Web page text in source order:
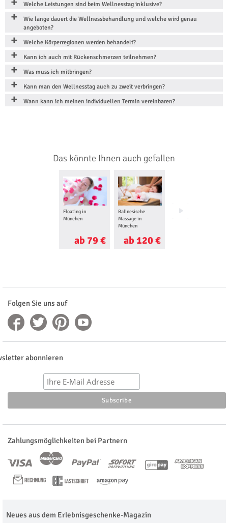
Welche Leistungen sind beim Wellnesstag inklusive?
Wie lange dauert die Wellnessbehandlung und welche wird genau
angeboten?
Welche Körperregionen werden behandelt?
Kann ich auch mit Rückenschmerzen teilnehmen?
Was muss ich mitbringen?
Kann man den Wellnesstag auch zu zweit verbringen?
Wann kann ich meinen individuellen Termin vereinbaren?
Das könnte Ihnen auch gefallen
Floating in
München
ab 79 €
Balinesische
Massage in
München
ab 120 €
Ayurveda Massage
Folgen Sie uns auf
abonnieren
Zahlungsmöglichkeiten bei Partnern
Neues aus dem Erlebnisgeschenke-Magazin